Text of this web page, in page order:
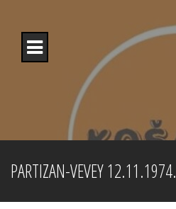
content
PARTIZAN-VEVEY 12.11.1974.